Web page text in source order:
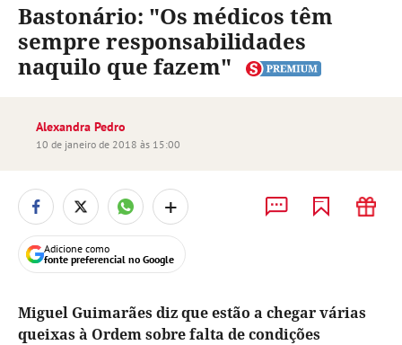
Bastonário: "Os médicos têm
sempre responsabilidades
naquilo que fazem"
Alexandra Pedro
10 de janeiro de 2018 às 15:00
+
Adicione como
fonte preferencial no Google
Miguel Guimarães diz que estão a chegar várias
queixas à Ordem sobre falta de condições